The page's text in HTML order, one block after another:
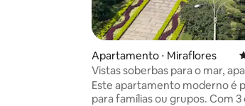
Apartamento ⋅ Miraflores
Vistas soberbas para o mar,
moderno de 3 quartos
Este apartamento moderno é
para famílias ou grupos. Com